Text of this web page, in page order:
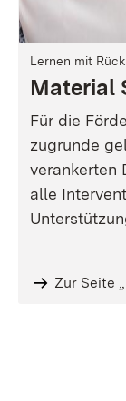
Lernen mit
Material
Für die
zugrunde
verankerten
alle
Zur Seite